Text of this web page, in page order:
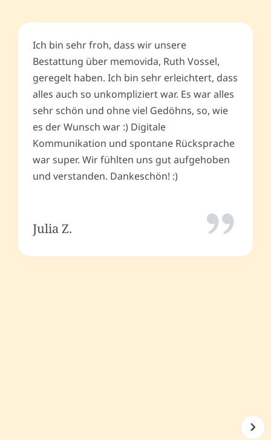
Ich bin sehr froh, dass wir unsere
Bestattung über memovida, Ruth Vossel,
geregelt haben. Ich bin sehr erleichtert, dass
alles auch so unkompliziert war. Es war alles
sehr schön und ohne viel Gedöhns, so, wie
es der Wunsch war :) Digitale
Kommunikation und spontane Rücksprache
war super. Wir fühlten uns gut aufgehoben
und verstanden. Dankeschön! :)
Julia Z.